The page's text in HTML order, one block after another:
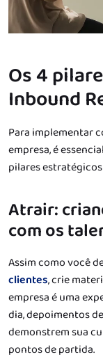
Os 4
Inbound
Para implementar
empresa, é
pilares
Atrair:
com os
Assim como você
clientes, crie
empresa é uma
dia, depoimentos
demonstrem sua
pontos de partida.